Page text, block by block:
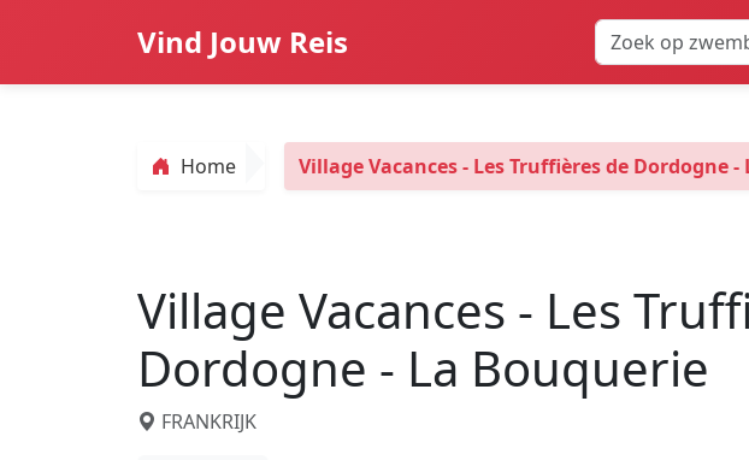
Vind Jouw Reis
Home Village Vacances - Les Truffières de Dordogne
Village Vacances - Les
Dordogne - La Bouquerie
FRANKRIJK